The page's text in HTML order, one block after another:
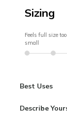
Sizing
Feels full size too
small
Best Uses
Describe